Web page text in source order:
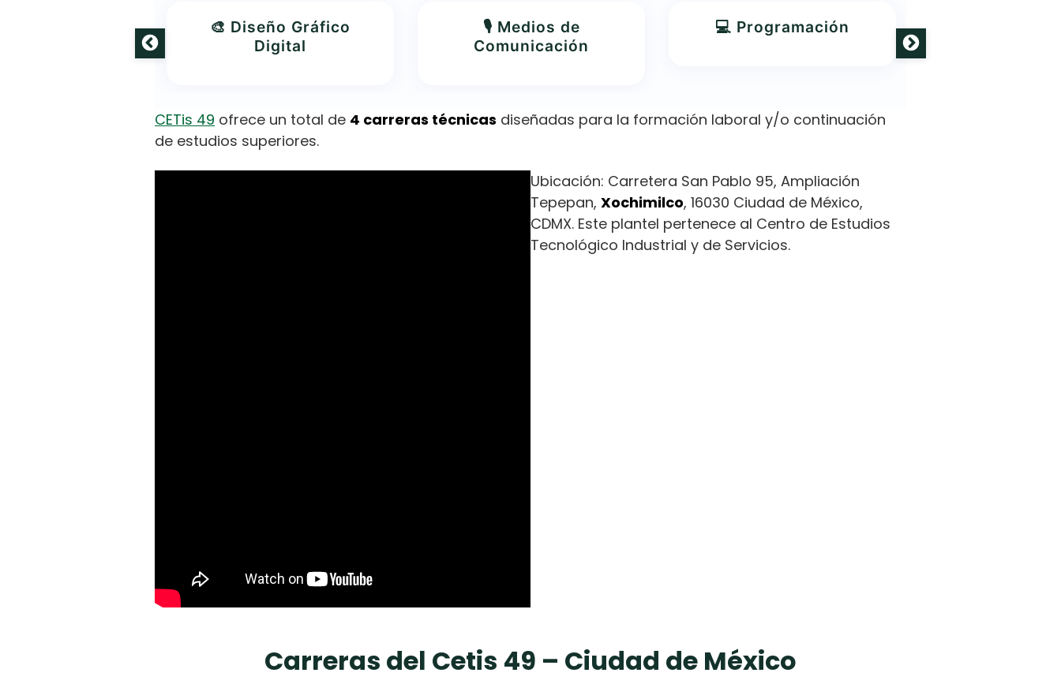
🎨 Diseño Gráfico
Digital
🎙️ Medios de
Comunicación
💻 Programación
CETis 49 ofrece un total de 4 carreras técnicas diseñadas para la formación laboral y/o continuación
de estudios superiores.
Ubicación: Carretera San Pablo 95, Ampliación
Tepepan, Xochimilco, 16030 Ciudad de México,
CDMX. Este plantel pertenece al Centro de Estudios
Tecnológico Industrial y de Servicios.
Carreras del Cetis 49 – Ciudad de México